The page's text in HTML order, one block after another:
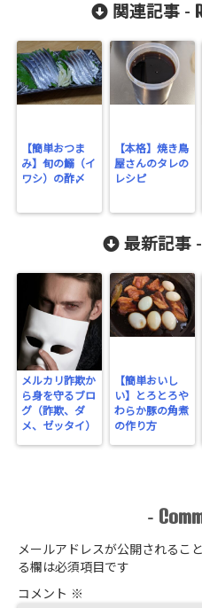
関連記事 -
【簡単おつま
み】旬の鰯（イ
ワシ）の酢〆
【本格】焼き鳥
屋さんのタレの
レシピ
最新記事 -
メルカリ詐欺か
ら身を守るブロ
グ（詐欺、ダ
メ、ゼッタイ）
【簡単おいし
い】とろとろや
わらか豚の角煮
の作り方
-
メールアドレスが公開されるこ
る欄は必須項目です
コメント ※